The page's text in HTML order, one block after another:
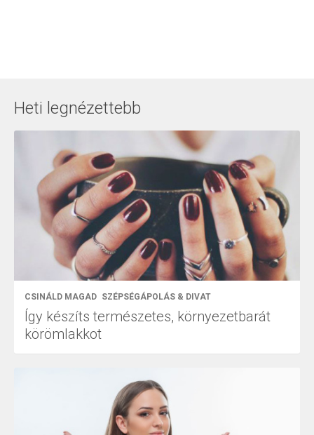
Heti legnézettebb
CSINÁLD MAGAD SZÉPSÉGÁPOLÁS & DIVAT
Így készíts természetes, környezetbarát
körömlakkot